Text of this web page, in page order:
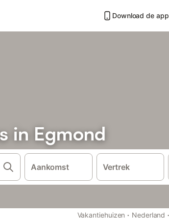
Download de app
in Egmond
Aankomst Vertrek
Vakantiehuizen · Nederland ·